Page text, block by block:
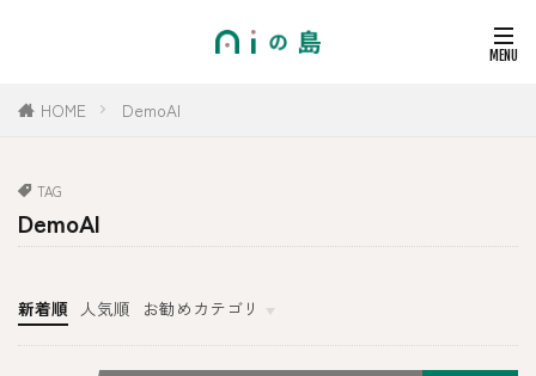
HOME DemoAI
TAG
DemoAI
新着順 人気順
お勧めカテゴリ
その他